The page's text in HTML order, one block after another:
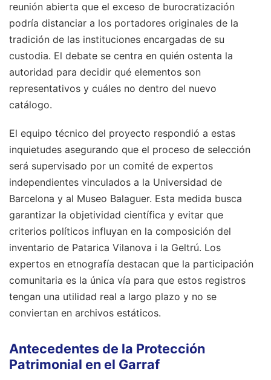
reunión abierta que el exceso de burocratización
podría distanciar a los portadores originales de la
tradición de las instituciones encargadas de su
custodia. El debate se centra en quién ostenta la
autoridad para decidir qué elementos son
representativos y cuáles no dentro del nuevo
catálogo.
El equipo técnico del proyecto respondió a estas
inquietudes asegurando que el proceso de selección
será supervisado por un comité de expertos
independientes vinculados a la Universidad de
Barcelona y al Museo Balaguer. Esta medida busca
garantizar la objetividad científica y evitar que
criterios políticos influyan en la composición del
inventario de Patarica Vilanova i la Geltrú. Los
expertos en etnografía destacan que la participación
comunitaria es la única vía para que estos registros
tengan una utilidad real a largo plazo y no se
conviertan en archivos estáticos.
Antecedentes de la Protección
Patrimonial en el Garraf